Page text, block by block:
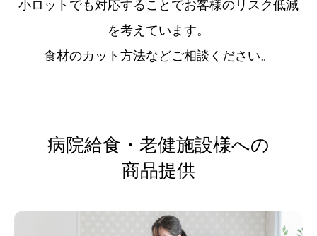
小ロットでも対応することでお客様のリスク低減
を考えています。
食材のカット方法などご相談ください。
病院給食・老健施設様への
商品提供